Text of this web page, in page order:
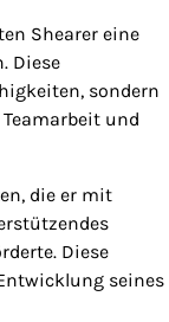
Shearer eine
Diese
sondern
und
die er mit
Diese
seines